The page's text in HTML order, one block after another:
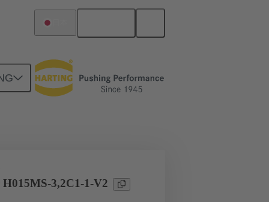
ー ドーターカード接続
3,2C1-1-V2